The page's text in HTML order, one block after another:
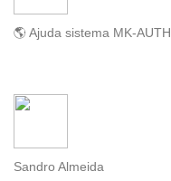
🌎 Ajuda sistema MK-AUTH
Sandro Almeida